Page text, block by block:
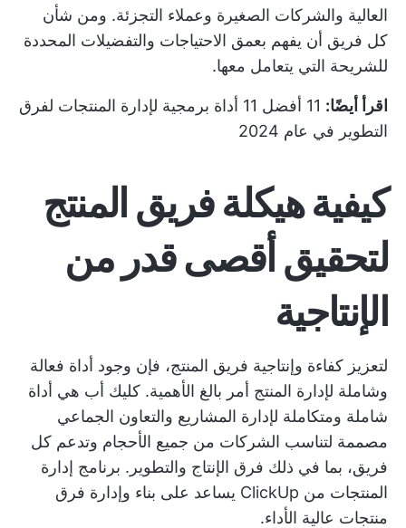
العالية والشركات الصغيرة وعملاء التجزئة. ومن شأن
كل فريق أن يفهم بعمق الاحتياجات والتفضيلات المحددة
للشريحة التي يتعامل معها.
اقرأ أيضًا:
11 أفضل 11 أداة برمجية لإدارة المنتجات لفرق
التطوير في عام 2024
كيفية هيكلة فريق المنتج
لتحقيق أقصى قدر من
الإنتاجية
لتعزيز كفاءة وإنتاجية فريق المنتج، فإن وجود أداة فعالة
وشاملة لإدارة المنتج أمر بالغ الأهمية. كليك أب هي أداة
شاملة ومتكاملة لإدارة المشاريع والتعاون الجماعي
مصممة لتناسب الشركات من جميع الأحجام وتدعم كل
فريق، بما في ذلك فرق الإنتاج والتطوير. برنامج إدارة
المنتجات من ClickUp
يساعد على بناء وإدارة فرق
منتجات عالية الأداء.